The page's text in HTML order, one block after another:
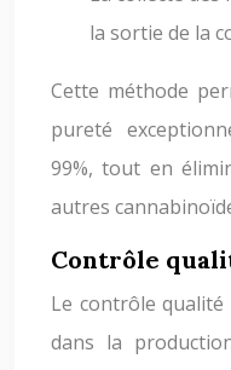
la sortie de la
Cette méthode
pureté
99%, tout en
autres
Contrôle
Le contrôle
dans la